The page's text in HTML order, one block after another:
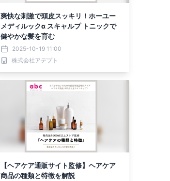
爽快な刺激で頭皮スッキリ！ホーユー
メディルックα スキャルプ トニックで
健やかな髪を育む
2025-10-19 11:00
株式会社アデプト
【ヘアケア通販サイト監修】ヘアケア
商品の種類と特徴を解説